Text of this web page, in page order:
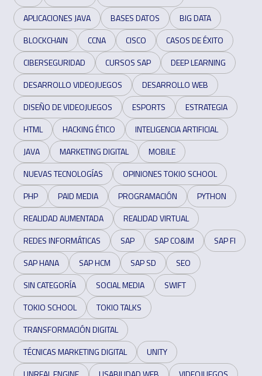
APLICACIONES JAVA
BASES DATOS
BIG DATA
BLOCKCHAIN
CCNA CISCO
CASOS DE ÉXITO
CIBERSEGURIDAD
CURSOS SAP
DEEP LEARNING
DESARROLLO VIDEOJUEGOS
DESARROLLO WEB
DISEÑO DE VIDEOJUEGOS
ESPORTS
ESTRATEGIA
HTML
HACKING ÉTICO
INTELIGENCIA ARTIFICIAL
JAVA
MARKETING DIGITAL
MOBILE
NUEVAS TECNOLOGÍAS
OPINIONES TOKIO SCHOOL
PHP
PAID MEDIA PROGRAMACIÓN
PYTHON
REALIDAD AUMENTADA
REALIDAD VIRTUAL
REDES INFORMÁTICAS
SAP SAP CO&IM
SAP FI
SAP HANA
SAP HCM SAP SD
SEO
SIN CATEGORÍA
SOCIAL MEDIA
SWIFT
TOKIO SCHOOL
TOKIO TALKS
TRANSFORMACIÓN DIGITAL
TÉCNICAS MARKETING DIGITAL
UNITY